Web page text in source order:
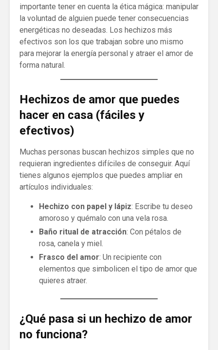
importante tener en cuenta la ética mágica: manipular
la voluntad de alguien puede tener consecuencias
energéticas no deseadas. Los hechizos más
efectivos son los que trabajan sobre uno mismo
para mejorar la energía personal y atraer el amor de
forma natural.
Hechizos de amor que puedes
hacer en casa (fáciles y
efectivos)
Muchas personas buscan hechizos simples que no
requieran ingredientes difíciles de conseguir. Aquí
tienes algunos ejemplos que puedes ampliar en
artículos individuales:
Hechizo con papel y lápiz: Escribe tu deseo
amoroso y quémalo con una vela rosa.
Baño ritual de atracción: Con pétalos de
rosa, canela y miel.
Frasco del amor: Un recipiente con
elementos que simbolicen el tipo de amor que
quieres atraer.
¿Qué pasa si un hechizo de amor
no funciona?